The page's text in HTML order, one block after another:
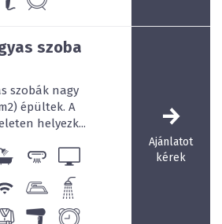
szoba
szobák nagy
épültek. A
helyezk...
Ajánlatot
kérek